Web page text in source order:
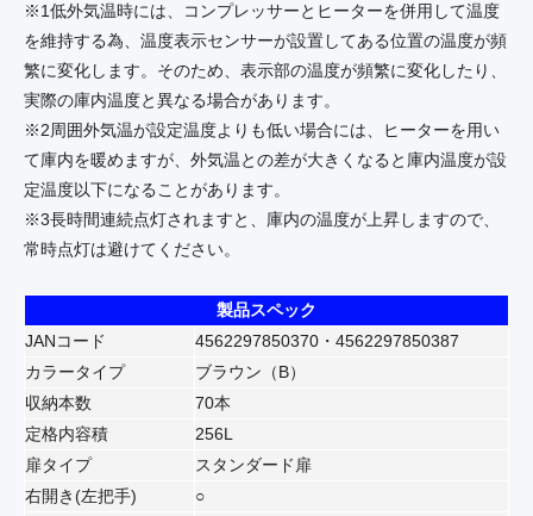
※1低外気温時には、コンプレッサーとヒーターを併用して温度
を維持する為、温度表示センサーが設置してある位置の温度が頻
繁に変化します。そのため、表示部の温度が頻繁に変化したり、
実際の庫内温度と異なる場合があります。
※2周囲外気温が設定温度よりも低い場合には、ヒーターを用い
て庫内を暖めますが、外気温との差が大きくなると庫内温度が設
定温度以下になることがあります。
※3長時間連続点灯されますと、庫内の温度が上昇しますので、
常時点灯は避けてください。
製品スペック
JANコード
4562297850370・4562297850387
カラータイプ
ブラウン（B）
収納本数
70本
定格内容積
256L
扉タイプ
スタンダード扉
右開き(左把手)
○